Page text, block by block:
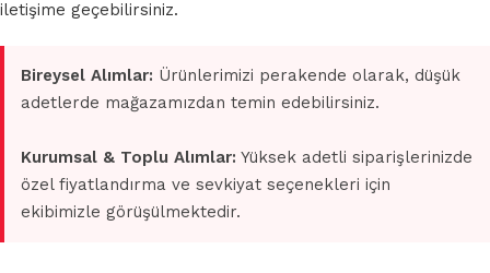
iletişime geçebilirsiniz.
Bireysel Alımlar: Ürünlerimizi perakende olarak, düşük
adetlerde mağazamızdan temin edebilirsiniz.
Kurumsal & Toplu Alımlar: Yüksek adetli siparişlerinizde
özel fiyatlandırma ve sevkiyat seçenekleri için
ekibimizle görüşülmektedir.